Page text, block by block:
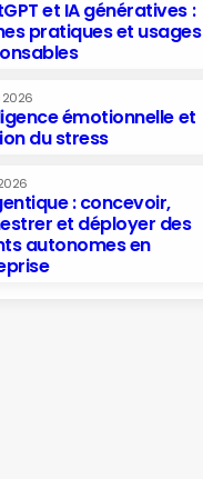
et IA génératives :
pratiques et usages
2026
émotionnelle et
du stress
: concevoir,
et déployer des
autonomes en